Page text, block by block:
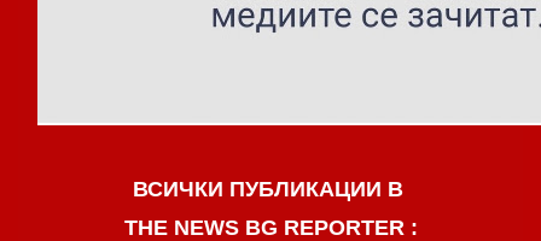
ВСИЧКИ ПУБЛИКАЦИИ В
THE NEWS BG REPORTER :